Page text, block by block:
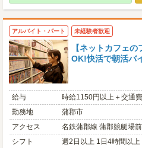
アルバイト・パート 未経験者歓迎
【ネットカフェ
OK!快活で朝活バ
給与
時給1150円以上＋交通
勤務地
蒲郡市
アクセス
名鉄蒲郡線 蒲郡競艇場
シフト
週2日以上 1日4時間以上